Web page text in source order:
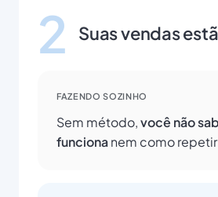
2 Suas vendas
FAZENDO SOZINHO
Sem método,você não
funcionanem como